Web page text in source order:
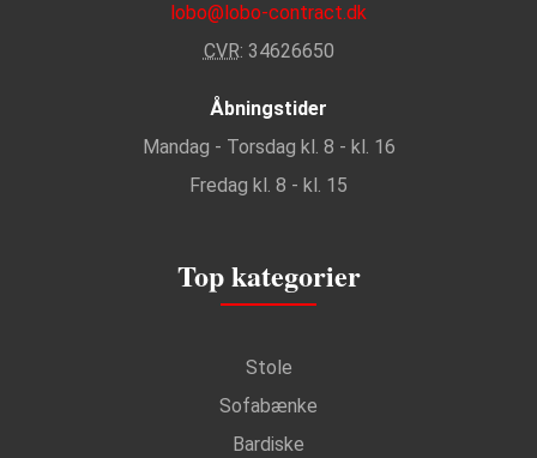
lobo@lobo-contract.dk
CVR: 34626650
Åbningstider
Mandag - Torsdag kl. 8 - kl. 16
Fredag kl. 8 - kl. 15
Top kategorier
Stole
Sofabænke
Bardiske